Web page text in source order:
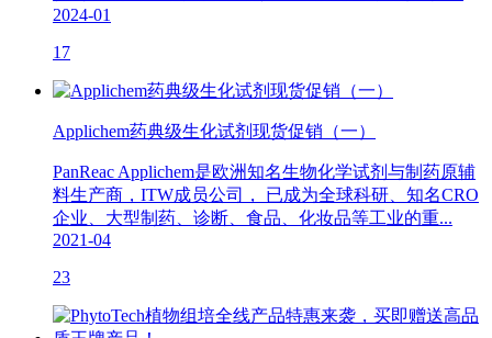
2024-01
17
Applichem药典级生化试剂现货促销（一）
PanReac Applichem是欧洲知名生物化学试剂与制药原辅
料生产商，ITW成员公司， 已成为全球科研、知名CRO
企业、大型制药、诊断、食品、化妆品等工业的重...
2021-04
23